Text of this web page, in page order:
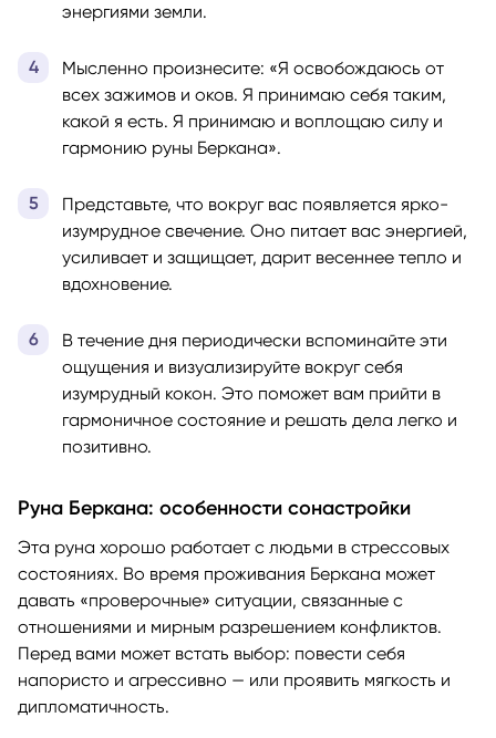
энергиями земли.
Мысленно произнесите: «Я освобождаюсь от
всех зажимов и оков. Я принимаю себя таким,
какой я есть. Я принимаю и воплощаю силу и
гармонию руны Беркана».
Представьте, что вокруг вас появляется ярко-
изумрудное свечение. Оно питает вас энергией,
усиливает и защищает, дарит весеннее тепло и
вдохновение.
В течение дня периодически вспоминайте эти
ощущения и визуализируйте вокруг себя
изумрудный кокон. Это поможет вам прийти в
гармоничное состояние и решать дела легко и
позитивно.
Руна Беркана: особенности сонастройки
Эта руна хорошо работает с людьми в стрессовых
состояниях. Во время проживания Беркана может
давать «проверочные» ситуации, связанные с
отношениями и мирным разрешением конфликтов.
Перед вами может встать выбор: повести себя
напористо и агрессивно — или проявить мягкость и
дипломатичность.